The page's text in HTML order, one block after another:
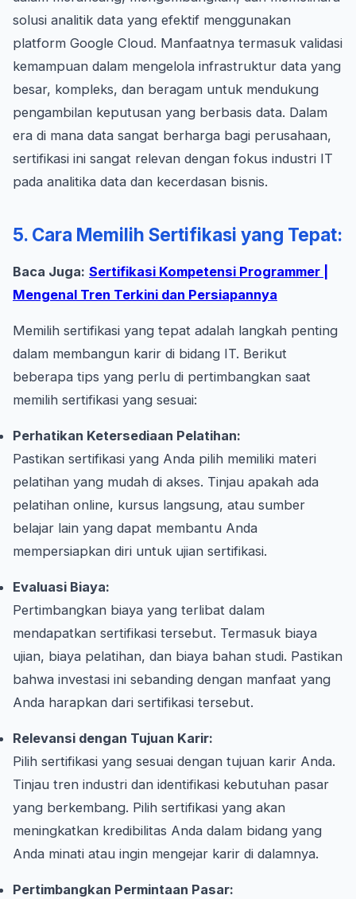
solusi analitik data yang efektif menggunakan
platform Google Cloud. Manfaatnya termasuk validasi
kemampuan dalam mengelola infrastruktur data yang
besar, kompleks, dan beragam untuk mendukung
pengambilan keputusan yang berbasis data. Dalam
era di mana data sangat berharga bagi perusahaan,
sertifikasi ini sangat relevan dengan fokus industri IT
pada analitika data dan kecerdasan bisnis.
5. Cara Memilih Sertifikasi yang Tepat:
Baca Juga: Sertifikasi Kompetensi Programmer |
Mengenal Tren Terkini dan Persiapannya
Memilih sertifikasi yang tepat adalah langkah penting
dalam membangun karir di bidang IT. Berikut
beberapa tips yang perlu di pertimbangkan saat
memilih sertifikasi yang sesuai:
Perhatikan Ketersediaan Pelatihan:
Pastikan sertifikasi yang Anda pilih memiliki materi
pelatihan yang mudah di akses. Tinjau apakah ada
pelatihan online, kursus langsung, atau sumber
belajar lain yang dapat membantu Anda
mempersiapkan diri untuk ujian sertifikasi.
Evaluasi Biaya:
Pertimbangkan biaya yang terlibat dalam
mendapatkan sertifikasi tersebut. Termasuk biaya
ujian, biaya pelatihan, dan biaya bahan studi. Pastikan
bahwa investasi ini sebanding dengan manfaat yang
Anda harapkan dari sertifikasi tersebut.
Relevansi dengan Tujuan Karir:
Pilih sertifikasi yang sesuai dengan tujuan karir Anda.
Tinjau tren industri dan identifikasi kebutuhan pasar
yang berkembang. Pilih sertifikasi yang akan
meningkatkan kredibilitas Anda dalam bidang yang
Anda minati atau ingin mengejar karir di dalamnya.
Pertimbangkan Permintaan Pasar: